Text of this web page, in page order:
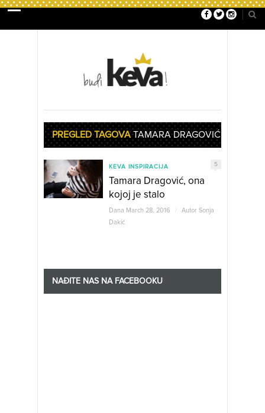
PREGLED TAGOVATAMARA DRAGOVIĆ
KEVA INSPIRACIJA 5
Tamara Dragović, ona
kojoj je stalo
Dana March 28, 2016 Autor Sonja
Dakić
NAĐITE NAS NA FACEBOOKU